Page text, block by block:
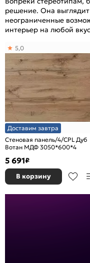
решение. Она выглядит
неограниченные
интерьер на любой
Доставим завтра
Стеновая панель/4/CPL Дуб
Вотан МДФ 3050*600*4
5,0
5 691₽
В корзину